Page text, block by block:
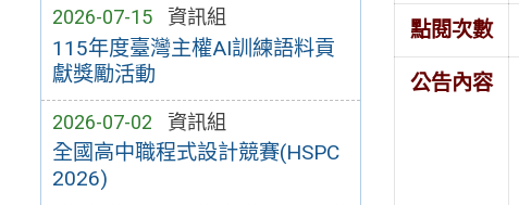
2026-07-15 資訊組
115年度臺灣主權AI訓練語料貢
獻獎勵活動
2026-07-02 資訊組
全國高中職程式設計競賽(HSPC
2026)
點閱次數
公告內容